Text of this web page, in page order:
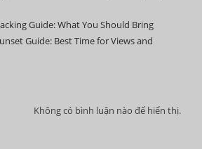
Guide: What You Should Bring
Guide: Best Time for Views and
Không có bình luận nào để hiển thị.